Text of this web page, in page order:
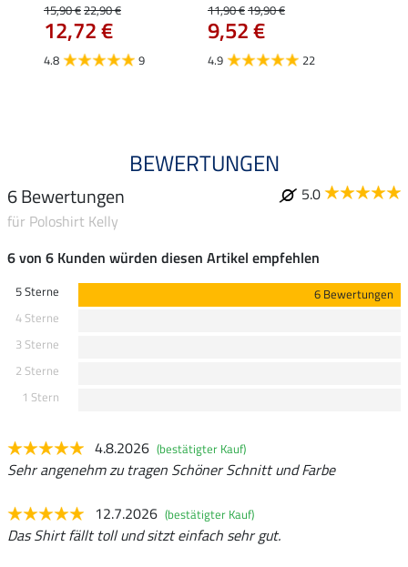
15,90 €22,90 €
12,72 €
4.8 9
11,90 €19,90 €
9,52 €
4.9 22
BEWERTUNGEN
6 Bewertungen
5.0
für Poloshirt Kelly
6 von 6 Kunden würden diesen Artikel empfehlen
5 Sterne
6 Bewertungen
4 Sterne
3 Sterne
2 Sterne
1 Stern
4.8.2026 (bestätigter Kauf)
Sehr angenehm zu tragen Schöner Schnitt und Farbe
12.7.2026 (bestätigter Kauf)
Das Shirt fällt toll und sitzt einfach sehr gut.